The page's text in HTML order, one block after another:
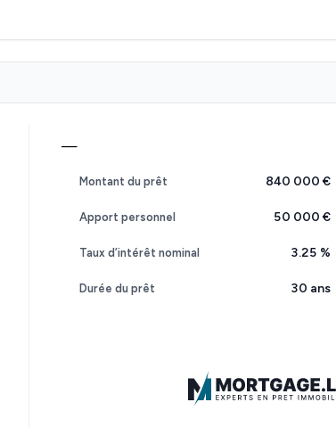
—
Montant du prêt 840 000 €
Apport personnel 50 000 €
Taux d’intérêt nominal 3.25 %
Durée du prêt 30 ans